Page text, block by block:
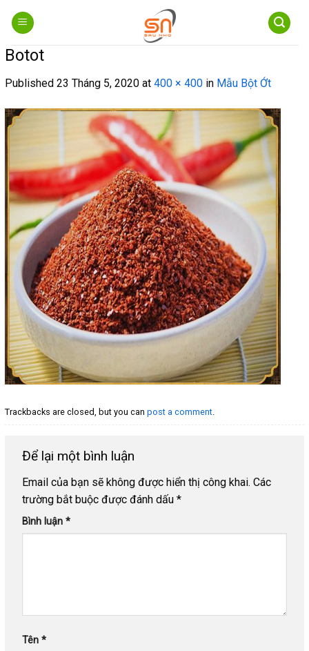
content
Botot
Published 23 Tháng 5, 2020 at 400 × 400 in Mẫu Bột Ớt
Trackbacks are closed, but you can post a comment.
Để lại một bình luận
Email của bạn sẽ không được hiển thị công khai. Các
trường bắt buộc được đánh dấu *
Bình luận *
Tên *